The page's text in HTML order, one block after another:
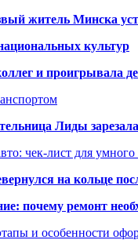
житель Минска
культур
и проигрывала
Лиды
чек-лист для умного
на кольце
почему ремонт
и особенности